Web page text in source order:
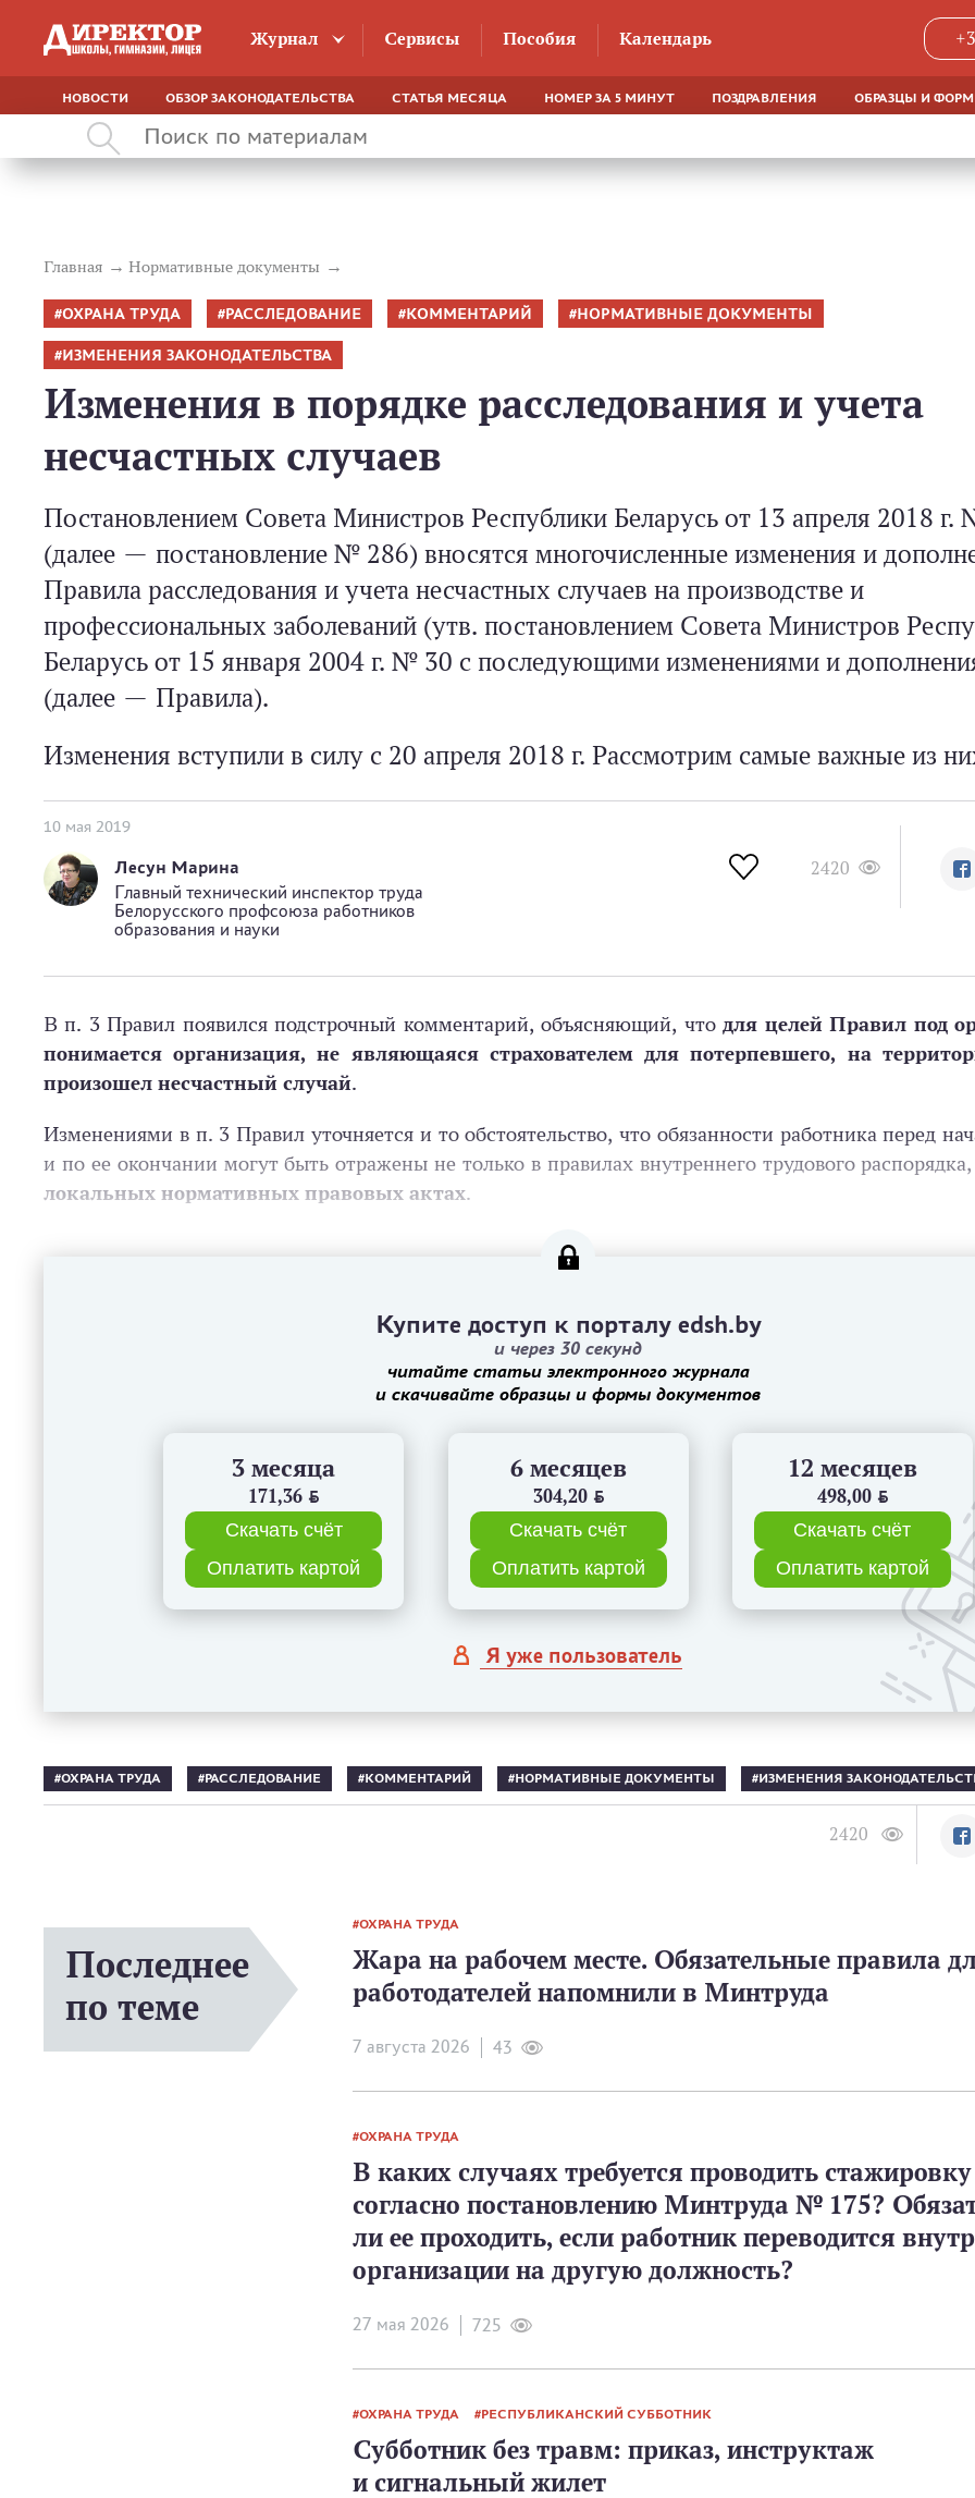
Журнал Сервисы Пособия Календарь
НОВОСТИ ОБЗОР ЗАКОНОДАТЕЛЬСТВА СТАТЬЯ МЕСЯЦА НОМЕР ЗА 5 МИНУТ ПОЗДРАВЛЕНИЯ ОБРАЗЦЫ И
Главная Нормативные документы
ОХРАНА ТРУДА РАССЛЕДОВАНИЕ КОММЕНТАРИЙ НОРМАТИВНЫЕ ДОКУМЕНТЫ
ИЗМЕНЕНИЯ ЗАКОНОДАТЕЛЬСТВА
Изменения в порядке расследования и учета
несчастных случаев
Постановлением Совета Министров Республики Беларусь от 13 апреля 2018 г.
(далее — постановление № 286) вносятся многочисленные изменения и
Правила расследования и учета несчастных случаев на производстве и
профессиональных заболеваний (утв. постановлением Совета Министров
Беларусь от 15 января 2004 г. № 30 с последующими изменениями и
(далее — Правила).
Изменения вступили в силу с 20 апреля 2018 г. Рассмотрим самые важные из
10 мая 2019
Лесун Марина
Главный технический инспектор труда
Белорусского профсоюза работников
образования и науки
2420
В п. 3 Правил появился подстрочный комментарий, объясняющий, что для целей Правил под
понимается организация, не являющаяся страхователем для потерпевшего, на
произошел несчастный случай.
Изменениями в п. 3 Правил уточняется и то обстоятельство, что обязанности работника перед
и по ее окончании могут быть отражены не только в правилах внутреннего трудового
локальных нормативных правовых актах.
Купите доступ к порталу edsh.by
и через 30 секунд
читайте статьи электронного журнала
и скачивайте образцы и формы документов
3 месяца
171,36 BYN
Скачать счёт
Оплатить картой
6 месяцев
304,20 BYN
Скачать счёт
Оплатить картой
12 месяцев
498,00 BYN
Скачать счёт
Оплатить картой
Я уже пользователь
ОХРАНА ТРУДА РАССЛЕДОВАНИЕ КОММЕНТАРИЙ НОРМАТИВНЫЕ ДОКУМЕНТЫ ИЗМЕНЕНИЯ
2420
Последнее
по теме
ОХРАНА ТРУДА
Жара на рабочем месте. Обязательные правила
работодателей напомнили в Минтруда
7 августа 2026 43
ОХРАНА ТРУДА
В каких случаях требуется проводить стажировку
согласно постановлению Минтруда № 175?
ли ее проходить, если работник переводится
организации на другую должность?
27 мая 2026 725
ОХРАНА ТРУДА РЕСПУБЛИКАНСКИЙ СУББОТНИК
Субботник без травм: приказ, инструктаж
и сигнальный жилет